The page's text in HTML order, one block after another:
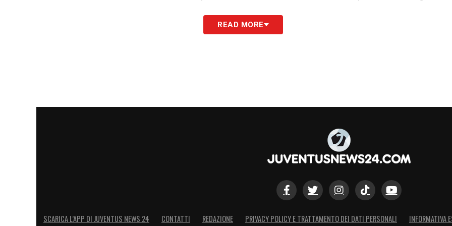
LA PLAYLIST DELLE NOSTRE TOP NEWSREAD MORE
SCARICA L’APP DI JUVENTUS NEWS 24 CONTATTI REDAZIONE PRIVACY POLICY E TRATTAMENTO DEI DATI PERSONALI INFORMATIVA